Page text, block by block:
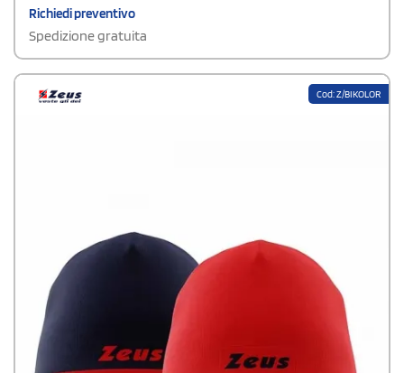
Richiedi preventivo
Spedizione gratuita
Cod: Z/BIKOLOR